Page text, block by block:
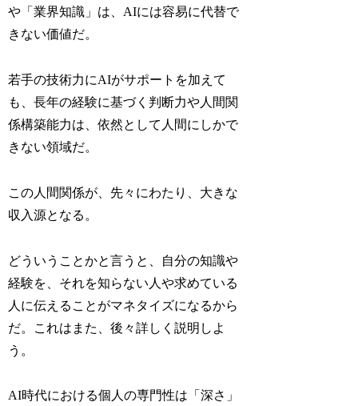
や「業界知識」は、AIには容易に代替で
きない価値だ。
若手の技術力にAIがサポートを加えて
も、長年の経験に基づく判断力や人間関
係構築能力は、依然として人間にしかで
きない領域だ。
この人間関係が、先々にわたり、大きな
収入源となる。
どういうことかと言うと、自分の知識や
経験を、それを知らない人や求めている
人に伝えることがマネタイズになるから
だ。これはまた、後々詳しく説明しよ
う。
AI時代における個人の専門性は「深さ」